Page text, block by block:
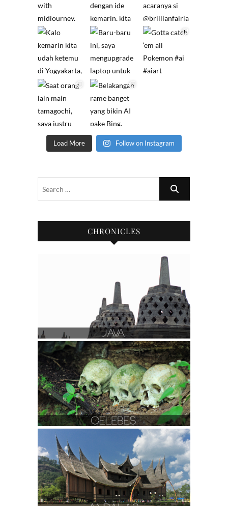
Load More Follow on Instagram
CHRONICLES